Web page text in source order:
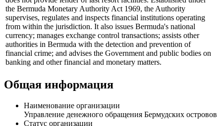
the Bermuda Monetary Authority Act 1969, the Authority
supervises, regulates and inspects financial institutions operating
from within the jurisdiction. It also issues Bermuda's national
currency; manages exchange control transactions; assists other
authorities in Bermuda with the detection and prevention of
financial crime; and advises the Government and public bodies on
banking and other financial and monetary matters.
Общая информация
Наименование организации
Управление денежного обращения Бермудских островов
Статус организации